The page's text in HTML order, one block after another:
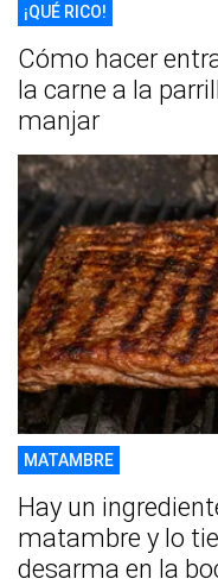
¡QUÉ RICO!
Cómo hacer
la carne a la
manjar
MATAMBRE
Hay un
matambre y lo
desarma en la